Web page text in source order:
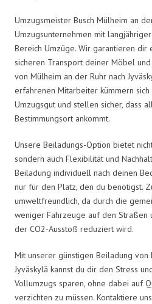
Umzugsmeister Busch Mülheim an
Umzugsunternehmen mit
Bereich Umzüge. Wir garantieren dir
sicheren Transport deiner Möbel
von Mülheim an der Ruhr nach
erfahrenen Mitarbeiter kümmern
Umzugsgut und stellen sicher, dass
Bestimmungsort ankommt.
Unsere Beiladungs-Option bietet
sondern auch Flexibilität und
Beiladung individuell nach deinen
nur für den Platz, den du benötigst.
umweltfreundlich, da durch die
weniger Fahrzeuge auf den Straßen
der CO2-Ausstoß reduziert wird.
Mit unserer günstigen Beiladung von
Jyväskylä kannst du dir den Stress
Vollumzugs sparen, ohne dabei auf
verzichten zu müssen. Kontaktiere